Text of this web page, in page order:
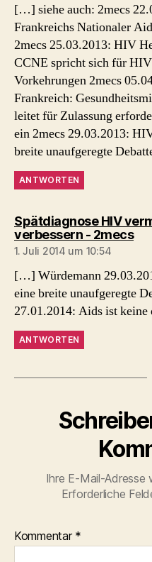
[…] siehe auch: 2mecs
Frankreichs Nationaler
2mecs 25.03.2013: HIV
CCNE spricht sich für
Vorkehrungen 2mecs
Frankreich:
leitet für Zulassung
ein 2mecs 29.03.2013:
breite unaufgeregte
ANTWORTEN
Spätdiagnose HIV
verbessern - 2mecs
1. Juli 2014 um 10:54
[…] Würdemann
eine breite unaufgeregte
27.01.2014: Aids ist
ANTWORTEN
Ihre E-Mail-
Erforderliche
Kommentar *